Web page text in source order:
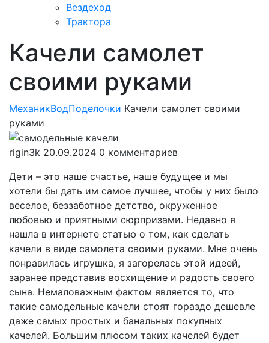
Вездеход
Трактора
Закрыть
меню
Качели самолет
своими руками
МеханикВодПоделочки Качели самолет своими
руками
rigin3k 20.09.2024 0 комментариев
Дети – это наше счастье, наше будущее и мы
хотели бы дать им самое лучшее, чтобы у них было
веселое, беззаботное детство, окруженное
любовью и приятными сюрпризами. Недавно я
нашла в интернете статью о том, как сделать
качели в виде самолета своими руками. Мне очень
понравилась игрушка, я загорелась этой идеей,
заранее представив восхищение и радость своего
сына. Немаловажным фактом является то, что
такие самодельные качели стоят гораздо дешевле
даже самых простых и банальных покупных
качелей. Большим плюсом таких качелей будет